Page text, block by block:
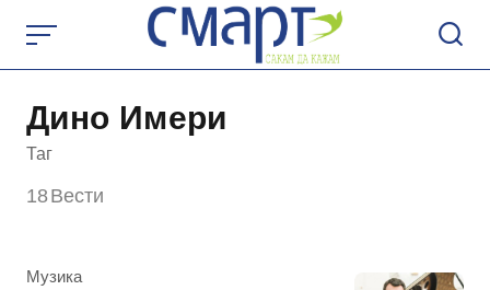
content
Дино Имери
Таг
18Вести
КАтегорија
Музика